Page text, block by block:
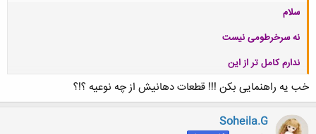
سلام
نه سرخرطومی نیست
ندارم کامل تر از این
کلیک کنید تا باز شود...
خب یه راهنمایی بکن !!! قطعات دهانیش از چه نوعیه ؟!؟
Soheila.G